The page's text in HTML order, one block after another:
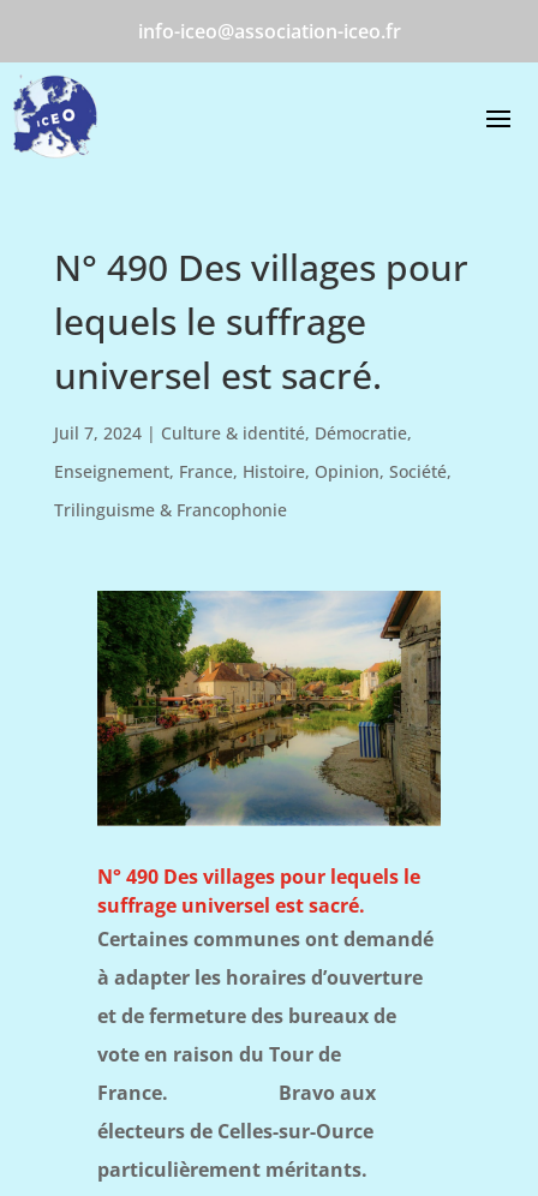
info-iceo@association-iceo.fr
N° 490 Des villages pour
lequels le suffrage
universel est sacré.
Juil 7, 2024| Culture & identité, Démocratie,
Enseignement, France, Histoire, Opinion, Société,
Trilinguisme & Francophonie
N° 490 Des villages pour lequels le
suffrage universel est sacré.
Certaines communes ont demandé
à adapter les horaires d’ouverture
et de fermeture des bureaux de
vote en raison du Tour de
France. Bravo aux
électeurs de Celles-sur-Ource
particulièrement méritants.